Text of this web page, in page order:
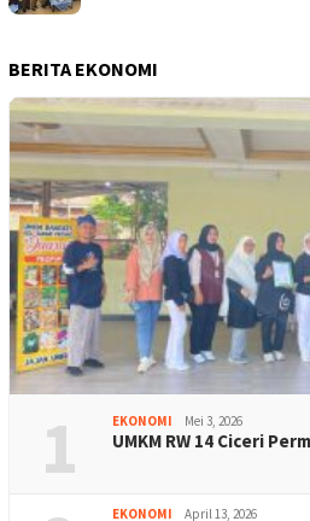
BERITA EKONOMI
1 EKONOMI Mei 3, 2026
UMKM RW 14 Ciceri
EKONOMI April 13, 2026